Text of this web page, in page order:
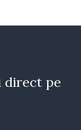
direct pe